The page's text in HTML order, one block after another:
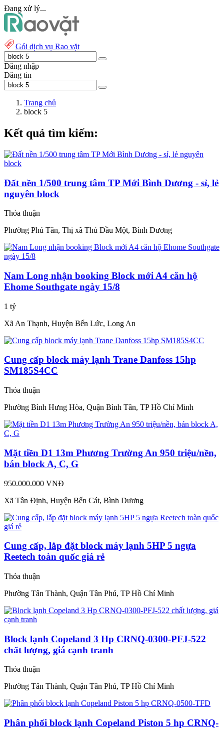
Đang xử lý...
Gói dịch vụ Rao vặt
Đăng nhập
Đăng tin
Trang chủ
block 5
Kết quả tìm kiếm:
Đất nền 1/500 trung tâm TP Mới Bình Dương - sỉ, lẻ
nguyên block
Thỏa thuận
Phường Phú Tân, Thị xã Thủ Dầu Một, Bình Dương
Nam Long nhận booking Block mới A4 căn hộ
Ehome Southgate ngày 15/8
1 tỷ
Xã An Thạnh, Huyện Bến Lức, Long An
Cung cấp block máy lạnh Trane Danfoss 15hp
SM185S4CC
Thỏa thuận
Phường Bình Hưng Hòa, Quận Bình Tân, TP Hồ Chí Minh
Mặt tiền D1 13m Phương Trường An 950 triệu/nền,
bán block A, C, G
950.000.000 VNĐ
Xã Tân Định, Huyện Bến Cát, Bình Dương
Cung cấp, lắp đặt block máy lạnh 5HP 5 ngựa
Reetech toàn quốc giá rẻ
Thỏa thuận
Phường Tân Thành, Quận Tân Phú, TP Hồ Chí Minh
Block lạnh Copeland 3 Hp CRNQ-0300-PFJ-522
chất lượng, giá cạnh tranh
Thỏa thuận
Phường Tân Thành, Quận Tân Phú, TP Hồ Chí Minh
Phân phối block lạnh Copeland Piston 5 hp CRNQ-